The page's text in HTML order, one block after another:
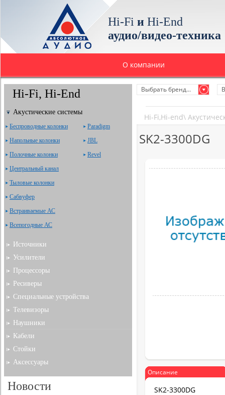
Hi-Fi и Hi-End
аудио/видео-техника
О компании
Выбрать бренд...
Hi-Fi,Hi-end\
SK2-3300DG
Описание
SK2-3300DG
Hi-Fi, Hi-End
Акустические системы
Беспроводные колонки
Напольные колонки
Полочные колонки
Центральный канал
Тыловые колонки
Сабвуфер
Встраиваемые АС
Всепогодные АС
Paradigm
JBL
Revel
Источники
Усилители
Процессоры
Ресиверы
Специальные устройства
Телевизоры
Наушники
Кабели
Стойки
Аксессуары
Новости